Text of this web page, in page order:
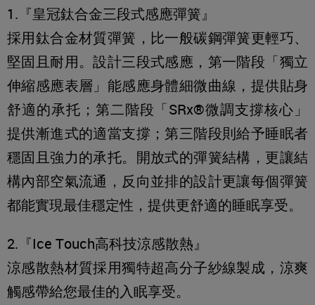
1.『皇冠鈦合金三段式感應彈簧』
採用鈦合金材質彈簧，比一般碳鋼彈簧更輕巧、
堅固且耐用。設計三段式感應，第一階段「獨立
伸縮感應表層」能感應身體細微曲線，提供貼身
舒適的承托；第二階段「SRx®微調支撐核心」
提供漸進式的適當支撐；第三階段則給予睡眠者
穩固且強力的承托。開放式的彈簧結構，更讓結
構內部空氣流通，反向並排的設計更讓每個彈簧
都能實現最佳穩定性，提供更舒適的睡眠享受。
2.『Ice Touch高科技涼感散熱』
涼感散熱材質採用獨特超高分子紗線製成，涼爽
觸感帶給您最佳的入眠享受。